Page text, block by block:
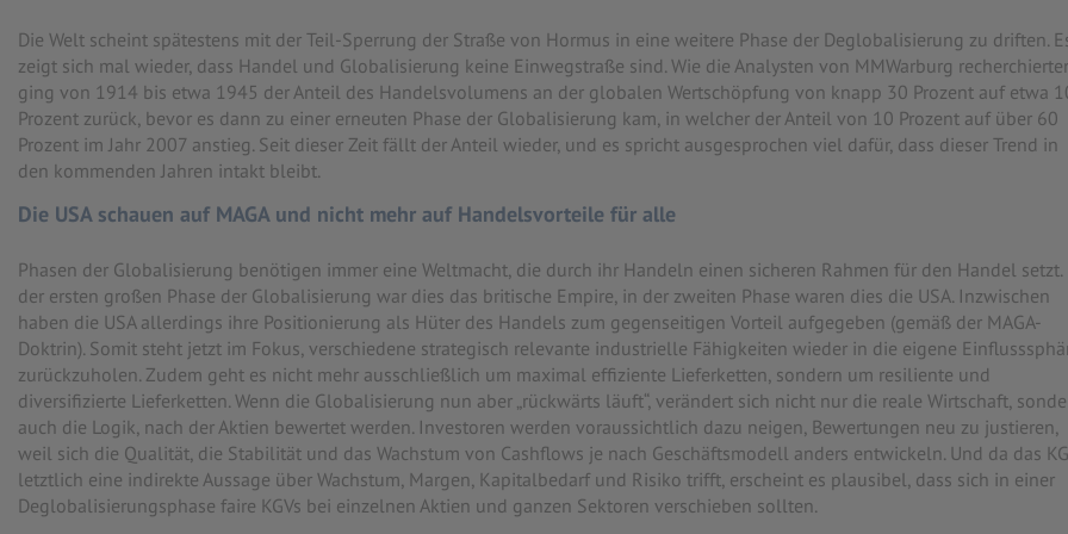
Die Welt scheint spätestens mit der Teil-Sperrung der Straße von Hormus in eine weitere Phase der Deglobalisierung zu driften.
zeigt sich mal wieder, dass Handel und Globalisierung keine Einwegstraße sind. Wie die Analysten von MMWarburg
ging von 1914 bis etwa 1945 der Anteil des Handelsvolumens an der globalen Wertschöpfung von knapp 30 Prozent auf etwa
Prozent zurück, bevor es dann zu einer erneuten Phase der Globalisierung kam, in welcher der Anteil von 10 Prozent auf über 60
Prozent im Jahr 2007 anstieg. Seit dieser Zeit fällt der Anteil wieder, und es spricht ausgesprochen viel dafür, dass dieser Trend in
den kommenden Jahren intakt bleibt.
Die USA schauen auf MAGA und nicht mehr auf Handelsvorteile für alle
Phasen der Globalisierung benötigen immer eine Weltmacht, die durch ihr Handeln einen sicheren Rahmen für den Handel setzt.
der ersten großen Phase der Globalisierung war dies das britische Empire, in der zweiten Phase waren dies die USA. Inzwischen
haben die USA allerdings ihre Positionierung als Hüter des Handels zum gegenseitigen Vorteil aufgegeben (gemäß der MAGA-
Doktrin). Somit steht jetzt im Fokus, verschiedene strategisch relevante industrielle Fähigkeiten wieder in die eigene
zurückzuholen. Zudem geht es nicht mehr ausschließlich um maximal effiziente Lieferketten, sondern um resiliente und
diversifizierte Lieferketten. Wenn die Globalisierung nun aber „rückwärts läuft“, verändert sich nicht nur die reale Wirtschaft,
auch die Logik, nach der Aktien bewertet werden. Investoren werden voraussichtlich dazu neigen, Bewertungen neu zu justieren,
weil sich die Qualität, die Stabilität und das Wachstum von Cashflows je nach Geschäftsmodell anders entwickeln. Und da das
letztlich eine indirekte Aussage über Wachstum, Margen, Kapitalbedarf und Risiko trifft, erscheint es plausibel, dass sich in einer
Deglobalisierungsphase faire KGVs bei einzelnen Aktien und ganzen Sektoren verschieben sollten.